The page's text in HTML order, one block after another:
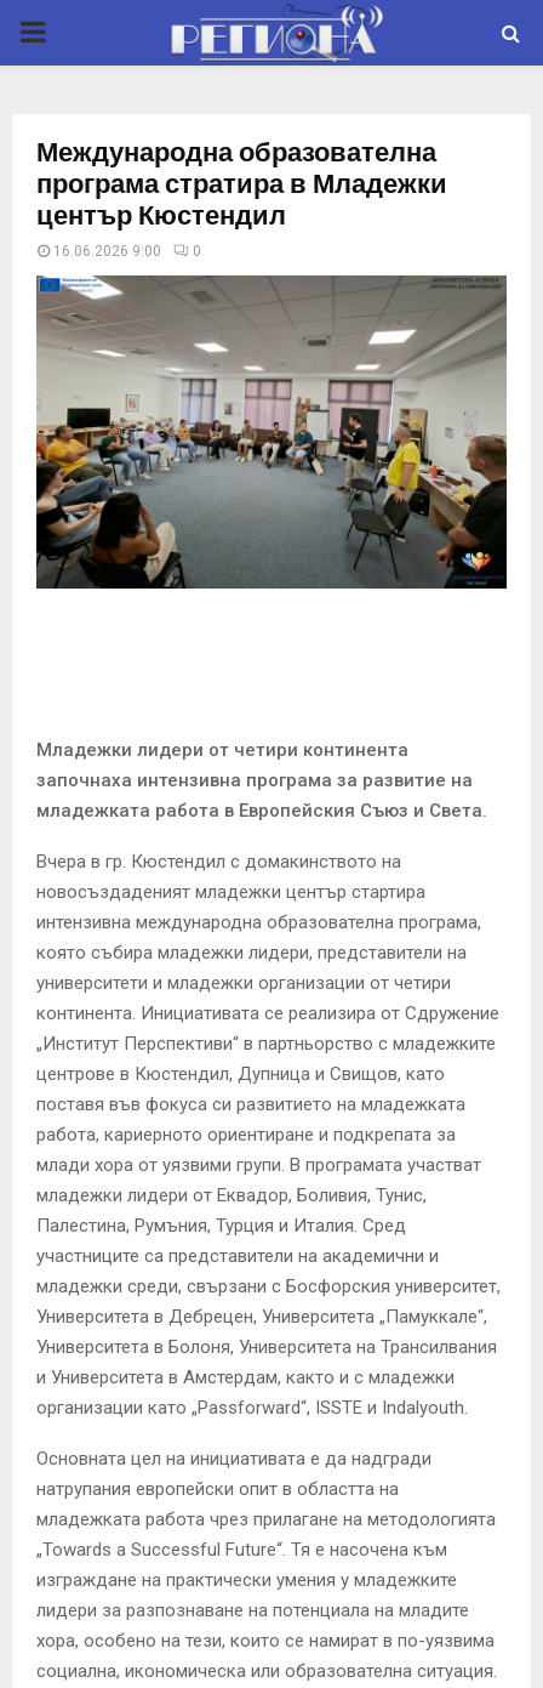
P
M
A
Y
M
E
Международна образователна
програма стратира в Младежки
център Кюстендил
16.06.2026 9:00 0
Младежки лидери от четири континента
започнаха интензивна програма за развитие на
младежката работа в Европейския Съюз и Света.
Вчера в гр. Кюстендил с домакинството на
новосъздаденият младежки център стартира
интензивна международна образователна програма,
която събира младежки лидери, представители на
университети и младежки организации от четири
континента. Инициативата се реализира от Сдружение
„Институт Перспективи“ в партньорство с младежките
центрове в Кюстендил, Дупница и Свищов, като
поставя във фокуса си развитието на младежката
работа, кариерното ориентиране и подкрепата за
млади хора от уязвими групи. В програмата участват
младежки лидери от Еквадор, Боливия, Тунис,
Палестина, Румъния, Турция и Италия. Сред
участниците са представители на академични и
младежки среди, свързани с Босфорския университет,
Университета в Дебрецен, Университета „Памуккале“,
Университета в Болоня, Университета на Трансилвания
и Университета в Амстердам, както и с младежки
организации като „Passforward“, ISSTE и Indalyouth.
Основната цел на инициативата е да надгради
натрупания европейски опит в областта на
младежката работа чрез прилагане на методологията
„Towards a Successful Future“. Тя е насочена към
изграждане на практически умения у младежките
лидери за разпознаване на потенциала на младите
хора, особено на тези, които се намират в по-уязвима
социална, икономическа или образователна ситуация.